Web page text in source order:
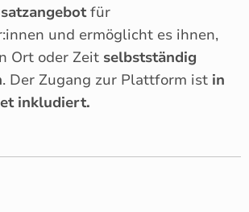
für
und ermöglicht es ihnen,
Ort oder Zeit selbstständig
. Der Zugang zur Plattform ist in
inkludiert.